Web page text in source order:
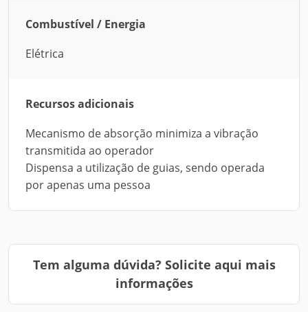
Combustível / Energia
Elétrica
Recursos adicionais
Mecanismo de absorção minimiza a vibração
transmitida ao operador
Dispensa a utilização de guias, sendo operada
por apenas uma pessoa
Tem alguma dúvida? Solicite aqui mais
informações